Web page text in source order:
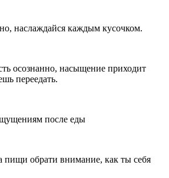
наслаждайся каждым кусочком.
осознанно, насыщение приходит
переедать.
после еды
пищи обрати внимание, как ты себя